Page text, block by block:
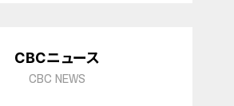
CBCニュース
CBC NEWS